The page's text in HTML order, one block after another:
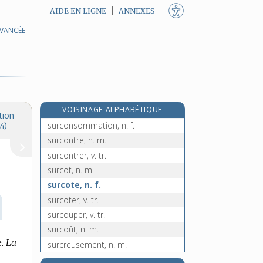
AIDE EN LIGNE ANNEXES
La
VOISINAGE ALPHABÉTIQUE
surcomprimer, v. tr.
surconsommation, n. f.
surcontre, n. m.
surcontrer, v. tr.
surcot, n. m.
surcote, n. f.
surcoter, v. tr.
surcouper, v. tr.
surcoût, n. m.
surcreusement, n. m.
surcroissance, n. f.[5eédition]